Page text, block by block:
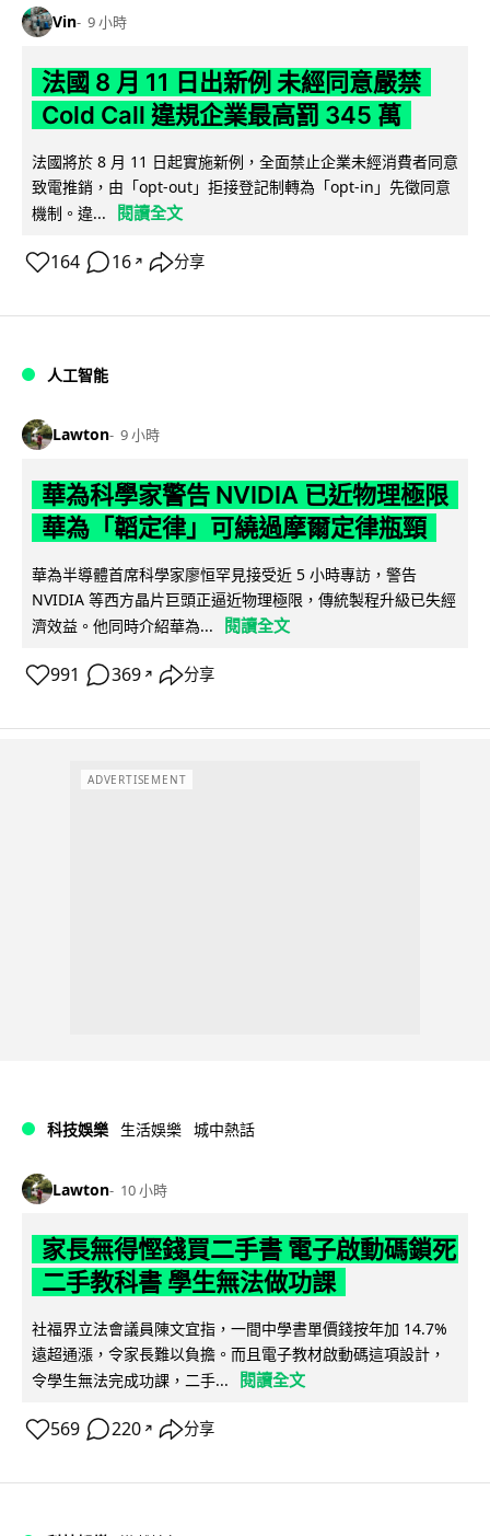
Vin 9 小時
法國 8 月 11 日出新例 未經同意嚴禁
Cold Call 違規企業最高罰 345 萬
法國將於 8 月 11 日起實施新例，全面禁止企業未經消費者同意
致電推銷，由「opt-out」拒接登記制轉為「opt-in」先徵同意
機制。違...
閱讀全文
164 16 ↗ 分享
人工智能
Lawton 9 小時
華為科學家警告 NVIDIA 已近物理極限
華為「韜定律」可繞過摩爾定律瓶頸
華為半導體首席科學家廖恒罕見接受近 5 小時專訪，警告
NVIDIA 等西方晶片巨頭正逼近物理極限，傳統製程升級已失經
濟效益。他同時介紹華為...
閱讀全文
991 369 ↗ 分享
ADVERTISEMENT
科技娛樂 生活娛樂 城中熱話
Lawton 10 小時
家長無得慳錢買二手書 電子啟動碼鎖死
二手教科書 學生無法做功課
社福界立法會議員陳文宜指，一間中學書單價錢按年加 14.7%
遠超通漲，令家長難以負擔。而且電子教材啟動碼這項設計，
令學生無法完成功課，二手...
閱讀全文
569 220 ↗ 分享